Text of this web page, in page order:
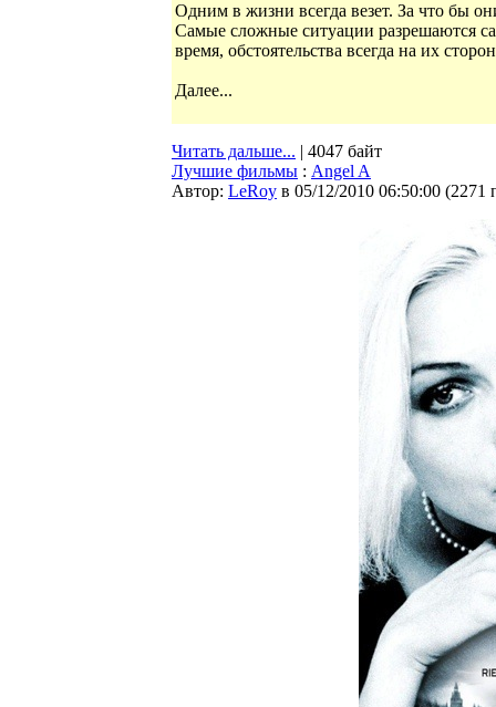
Одним в жизни всегда везет. За что бы
Самые сложные ситуации разрешаются
время, обстоятельства всегда на их
Далее...
Читать дальше... | 4047 байт
Лучшие фильмы : Angel A
Автор: LeRoy в 05/12/2010 06:50:00 (2271